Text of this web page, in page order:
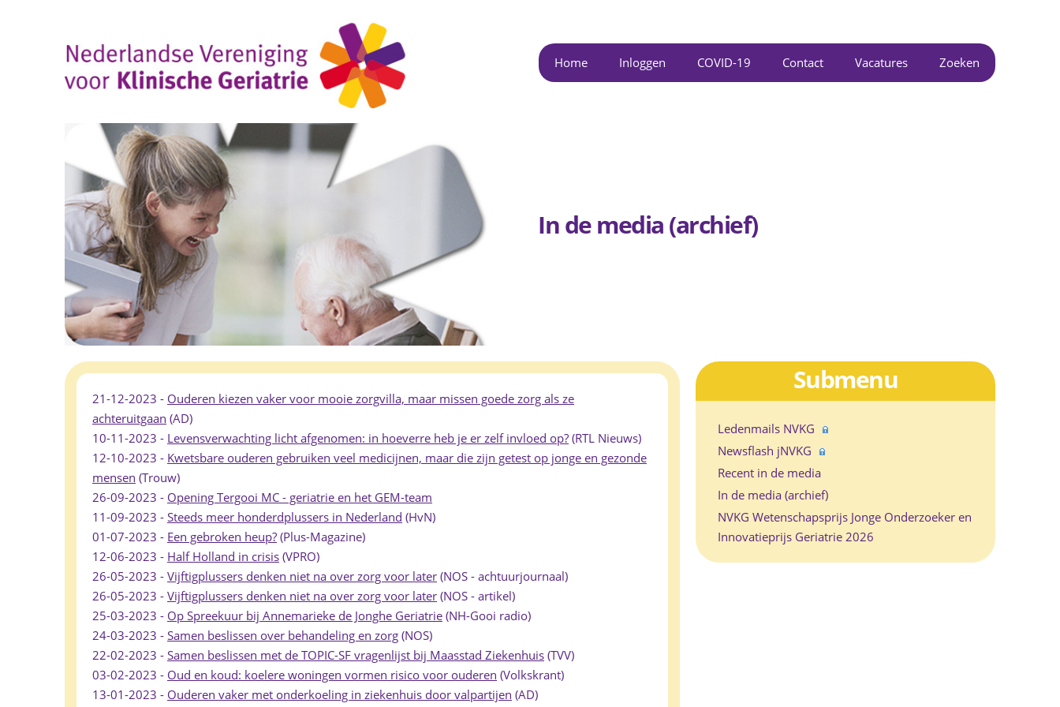
Home Inloggen COVID-19 Contact Vacatures Zoeken
In de media (archief)
21-12-2023 - Ouderen kiezen vaker voor mooie zorgvilla, maar missen goede zorg als ze
achteruitgaan (AD)
10-11-2023 - Levensverwachting licht afgenomen: in hoeverre heb je er zelf invloed op? (RTL Nieuws)
12-10-2023 - Kwetsbare ouderen gebruiken veel medicijnen, maar die zijn getest op jonge en gezonde
mensen (Trouw)
26-09-2023 - Opening Tergooi MC - geriatrie en het GEM-team
11-09-2023 - Steeds meer honderdplussers in Nederland (HvN)
01-07-2023 - Een gebroken heup? (Plus-Magazine)
12-06-2023 - Half Holland in crisis (VPRO)
26-05-2023 - Vijftigplussers denken niet na over zorg voor later (NOS - achtuurjournaal)
26-05-2023 - Vijftigplussers denken niet na over zorg voor later (NOS - artikel)
25-03-2023 - Op Spreekuur bij Annemarieke de Jonghe Geriatrie (NH-Gooi radio)
24-03-2023 - Samen beslissen over behandeling en zorg (NOS)
22-02-2023 - Samen beslissen met de TOPIC-SF vragenlijst bij Maasstad Ziekenhuis (TVV)
03-02-2023 - Oud en koud: koelere woningen vormen risico voor ouderen (Volkskrant)
13-01-2023 - Ouderen vaker met onderkoeling in ziekenhuis door valpartijen (AD)
Submenu
Ledenmails NVKG
Newsflash jNVKG
Recent in de media
In de media (archief)
NVKG Wetenschapsprijs Jonge Onderzoeker en
Innovatieprijs Geriatrie 2026